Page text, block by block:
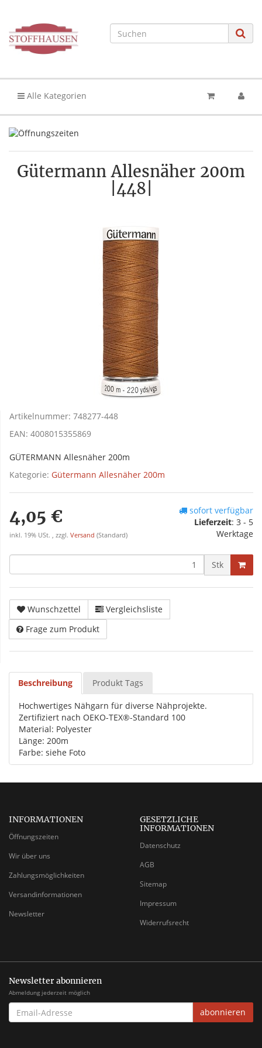
Alle Kategorien
Gütermann Allesnäher 200m
|448|
Artikelnummer: 748277-448
EAN: 4008015355869
GÜTERMANN Allesnäher 200m
Kategorie: Gütermann Allesnäher 200m
4,05 €
inkl. 19% USt. , zzgl. Versand (Standard)
sofort verfügbar
Lieferzeit: 3 - 5
Werktage
Stk
Wunschzettel
Vergleichsliste
Frage zum Produkt
Beschreibung Produkt Tags
Hochwertiges Nähgarn für diverse Nähprojekte.
Zertifiziert nach OEKO-TEX®-Standard 100
Material: Polyester
Länge: 200m
Farbe: siehe Foto
INFORMATIONEN
Öffnungszeiten
Wir über uns
Zahlungsmöglichkeiten
Versandinformationen
Newsletter
GESETZLICHE
INFORMATIONEN
Datenschutz
AGB
Sitemap
Impressum
Widerrufsrecht
Newsletter abonnieren
Abmeldung jederzeit möglich
EMAIL-
ADRESSE
abonnieren